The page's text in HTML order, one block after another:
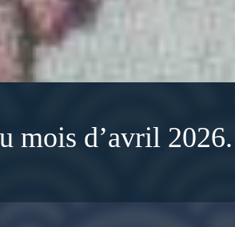
mois d’avril 2026.